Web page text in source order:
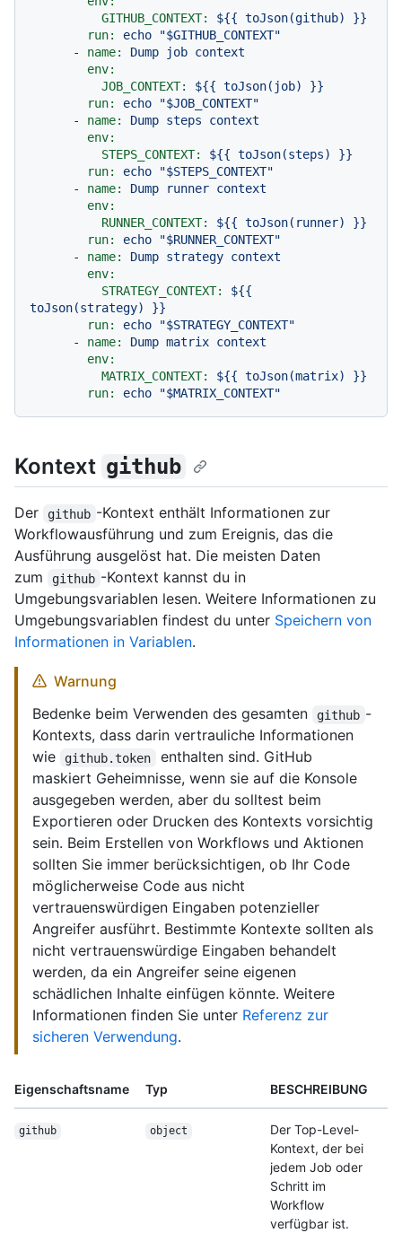
GITHUB_CONTEXT:
${{ toJson(github)
}}
run:
echo
"$GITHUB_CONTEXT"
-
name: Dump job context
env:
JOB_CONTEXT:
${{ toJson(job)
}}
run:
echo
"$JOB_CONTEXT"
-
name: Dump steps
context
env:
STEPS_CONTEXT:
${{ toJson(steps)
}}
run:
echo
"$STEPS_CONTEXT"
-
name: Dump runner context
env:
RUNNER_CONTEXT:
${{ toJson(runner)
}}
run:
echo
"$RUNNER_CONTEXT"
-
name: Dump strategy context
env:
STRATEGY_CONTEXT:
${{
toJson(strategy)
}}
run:
echo
"$STRATEGY_CONTEXT"
-
name: Dump matrix context
env:
MATRIX_CONTEXT:
${{ toJson(matrix)
}}
run:
echo "$MATRIX_CONTEXT"
Kontext github
Der github -Kontext enthält Informationen zur
Workflowausführung und zum Ereignis, das die
Ausführung ausgelöst hat. Die meisten Daten
zum
github -Kontext kannst du in
Umgebungsvariablen lesen. Weitere Informationen zu
Umgebungsvariablen findest du unter Speichern von
Informationen in Variablen.
Warnung
Bedenke beim Verwenden des gesamten
github -
Kontexts, dass darin vertrauliche Informationen
wie
github.token
enthalten sind. GitHub
maskiert Geheimnisse, wenn sie auf die Konsole
ausgegeben werden, aber du solltest beim
Exportieren oder Drucken des Kontexts vorsichtig
sein. Beim Erstellen von Workflows und Aktionen
sollten Sie immer berücksichtigen, ob Ihr Code
möglicherweise Code aus nicht
vertrauenswürdigen Eingaben potenzieller
Angreifer ausführt. Bestimmte Kontexte sollten als
nicht vertrauenswürdige Eingaben behandelt
werden, da ein Angreifer seine eigenen
schädlichen Inhalte einfügen könnte. Weitere
Informationen finden Sie unter Referenz zur
sicheren Verwendung.
Eigenschaftsname Typ BESCHREIBUNG
github object
Der Top-Level-
Kontext, der bei
jedem Job oder
Schritt im
Workflow
verfügbar ist.